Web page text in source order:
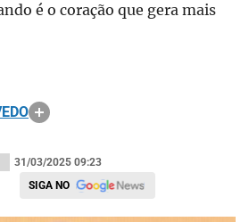
é o coração que gera mais
31/03/2025 09:23
SIGA NO